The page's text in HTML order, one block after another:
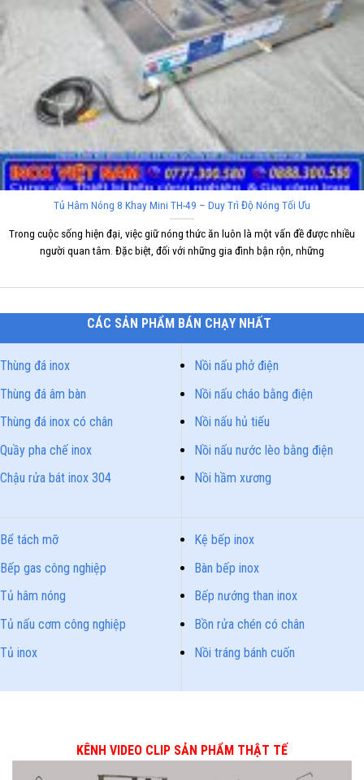
Tủ Hâm Nóng 8 Khay Mini TH-49 – Duy Trì Độ Nóng Tối Ưu
Trong cuộc sống hiện đại, việc giữ nóng thức ăn luôn là một vấn đề được nhiều
người quan tâm. Đặc biệt, đối với những gia đình bận rộn, những
CÁC SẢN PHẨM BÁN CHẠY NHẤT
Thùng đá inox
Thùng đá âm bàn
Thùng đá inox có chân
Quầy pha chế inox
Chậu rửa bát inox 304
Nồi nấu phở điện
Nồi nấu cháo bằng điện
Nồi nấu hủ tiếu
Nồi nấu nước lèo bằng điện
Nồi hầm xương
Bể tách mỡ
Bếp gas công nghiệp
Tủ hâm nóng
Tủ nấu cơm công nghiệp
Tủ inox
Kệ bếp inox
Bàn bếp inox
Bếp nướng than inox
Bồn rửa chén có chân
Nồi tráng bánh cuốn
KÊNH VIDEO CLIP SẢN PHẨM THẬT TẾ